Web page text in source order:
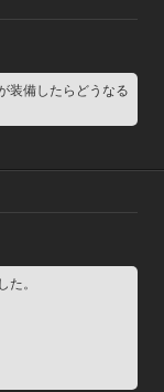
装備したらどうなる
。